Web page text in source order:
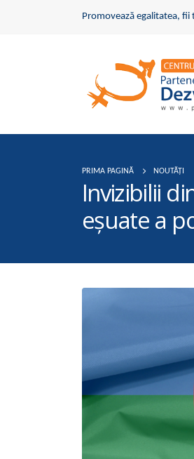
Promovează egalitatea, fii
PRIMA PAGINĂ NOUTĂȚI
Invizibilii
eșuate a